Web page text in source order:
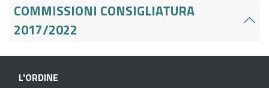
COMMISSIONI CONSIGLIATURA
2017/2022
L'ORDINE